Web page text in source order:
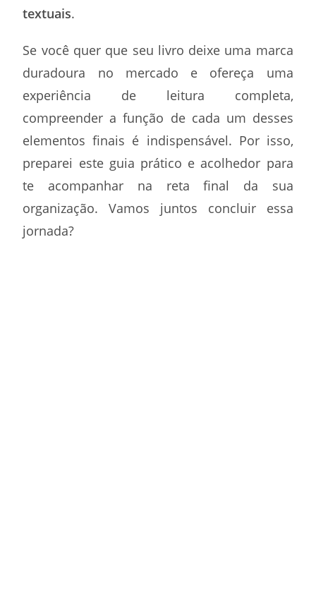
textuais.
Se você quer que seu livro deixe uma marca
duradoura no mercado e ofereça uma
experiência de leitura completa,
compreender a função de cada um desses
elementos finais é indispensável. Por isso,
preparei este guia prático e acolhedor para
te acompanhar na reta final da sua
organização. Vamos juntos concluir essa
jornada?